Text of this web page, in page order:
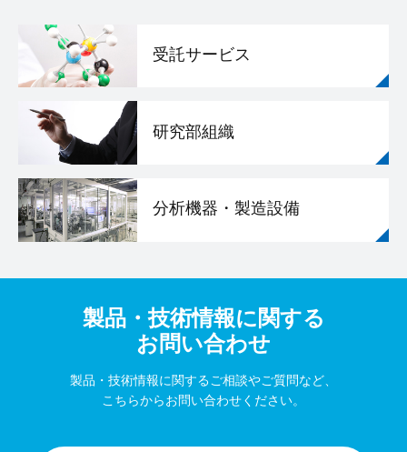
受託サービス
研究部組織
分析機器・製造設備
製品・技術情報に関する
お問い合わせ
製品・技術情報に関するご相談やご質問など、
こちらからお問い合わせください。